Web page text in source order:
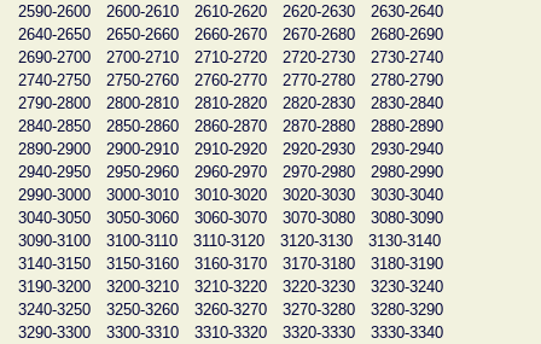
2590-2600
2600-2610 2610-2620 2620-2630
2630-2640
2640-2650
2650-2660 2660-2670 2670-2680
2680-2690
2690-2700
2700-2710 2710-2720 2720-2730
2730-2740
2740-2750
2750-2760 2760-2770 2770-2780
2780-2790
2790-2800
2800-2810 2810-2820 2820-2830
2830-2840
2840-2850
2850-2860 2860-2870 2870-2880
2880-2890
2890-2900
2900-2910 2910-2920 2920-2930
2930-2940
2940-2950
2950-2960 2960-2970 2970-2980
2980-2990
2990-3000
3000-3010 3010-3020 3020-3030
3030-3040
3040-3050
3050-3060 3060-3070 3070-3080
3080-3090
3090-3100
3100-3110 3110-3120 3120-3130
3130-3140
3140-3150
3150-3160 3160-3170 3170-3180
3180-3190
3190-3200
3200-3210 3210-3220 3220-3230
3230-3240
3240-3250
3250-3260 3260-3270 3270-3280
3280-3290
3290-3300
3300-3310 3310-3320 3320-3330
3330-3340